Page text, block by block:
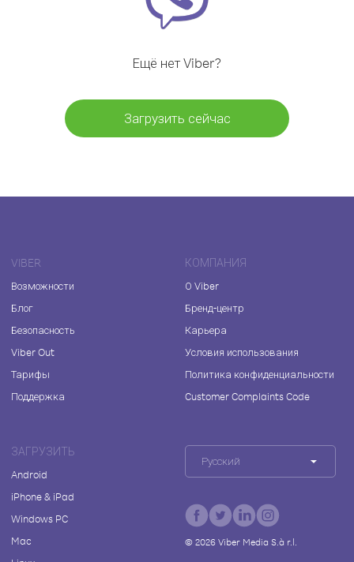
Ещё нет Viber?
Загрузить сейчас
VIBER
Возможности
Блог
Безопасность
Viber Out
Тарифы
Поддержка
КОМПАНИЯ
О Viber
Бренд-центр
Карьера
Условия использования
Политика конфиденциальности
Customer Complaints Code
ЗАГРУЗИТЬ
Android
iPhone & iPad
Windows PC
Mac
Русский
© 2026Viber Media S.à r.l.